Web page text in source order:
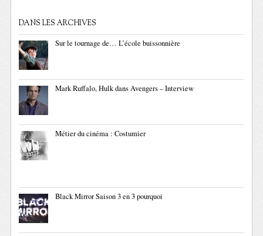
DANS LES ARCHIVES
Sur le tournage de… L’école buissonnière
Mark Ruffalo, Hulk dans Avengers – Interview
Métier du cinéma : Costumier
Black Mirror Saison 3 en 3 pourquoi